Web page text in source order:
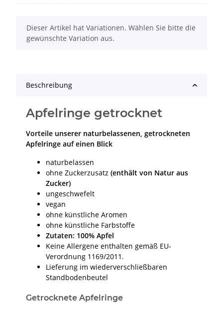
x
Dieser Artikel hat Variationen. Wählen Sie bitte die
gewünschte Variation aus.
Beschreibung
Apfelringe getrocknet
Vorteile unserer naturbelassenen, getrockneten
Apfelringe auf einen Blick
naturbelassen
ohne Zuckerzusatz (enthält von Natur aus
Zucker)
ungeschwefelt
vegan
ohne künstliche Aromen
ohne künstliche Farbstoffe
Zutaten: 100% Apfel
Keine Allergene enthalten gemäß EU-
Verordnung 1169/2011.
Lieferung im wiederverschließbaren
Standbodenbeutel
Getrocknete Apfelringe